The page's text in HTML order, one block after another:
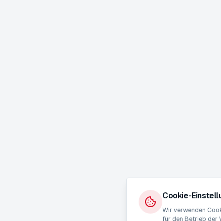
Cookie-
Wir verwenden
für den Betrieb der